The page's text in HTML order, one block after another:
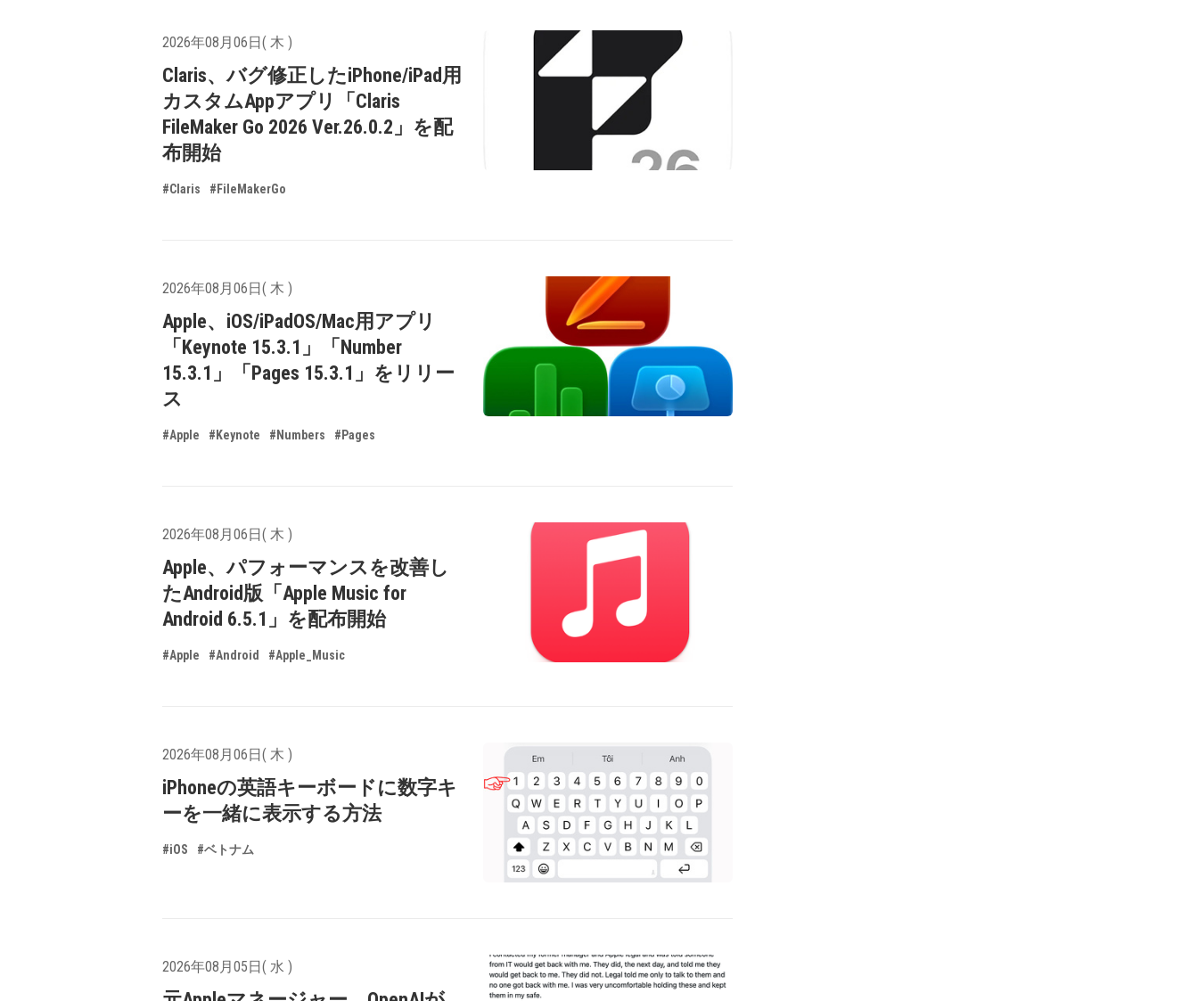
2026年08月06日( 木 )
Claris、バグ修正したiPhone/iPad用
カスタムAppアプリ「Claris
FileMaker Go 2026 Ver.26.0.2」を配
布開始
#Claris #FileMakerGo
2026年08月06日( 木 )
Apple、iOS/iPadOS/Mac用アプリ
「Keynote 15.3.1」「Number
15.3.1」「Pages 15.3.1」をリリー
ス
#Apple #Keynote #Numbers #Pages
2026年08月06日( 木 )
Apple、パフォーマンスを改善し
たAndroid版「Apple Music for
Android 6.5.1」を配布開始
#Apple #Android #Apple_Music
2026年08月06日( 木 )
iPhoneの英語キーボードに数字キ
ーを一緒に表示する方法
#iOS #ベトナム
2026年08月05日( 水 )